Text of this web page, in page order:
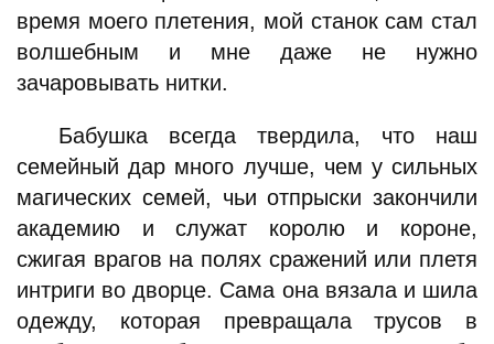
время моего плетения, мой станок сам стал
волшебным и мне даже не нужно
зачаровывать нитки.
Бабушка всегда твердила, что наш
семейный дар много лучше, чем у сильных
магических семей, чьи отпрыски закончили
академию и служат королю и короне,
сжигая врагов на полях сражений или плетя
интриги во дворце. Сама она вязала и шила
одежду, которая превращала трусов в